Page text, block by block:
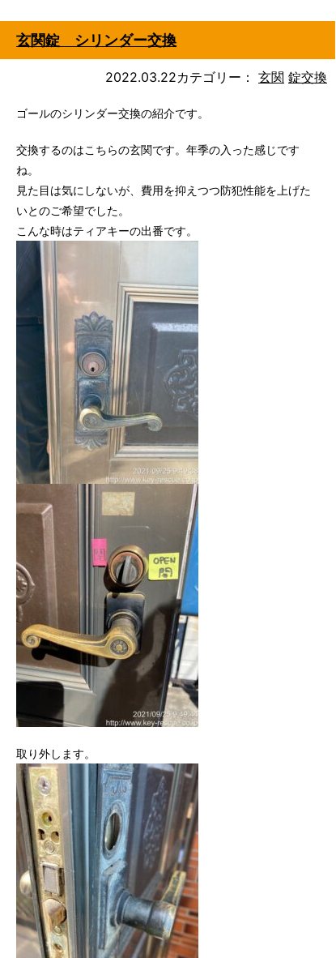
玄関錠 シリンダー交換
2022.03.22カテゴリー： 玄関 錠交換
ゴールのシリンダー交換の紹介です。
交換するのはこちらの玄関です。年季の入った感じです
ね。
見た目は気にしないが、費用を抑えつつ防犯性能を上げた
いとのご希望でした。
こんな時はティアキーの出番です。
取り外します。